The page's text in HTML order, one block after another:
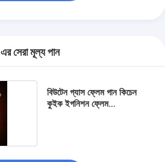
এর সেরা মূল্য পান
বিউটেন গ্যাস ফ্লেম গান কিচেন
কুইক ইগনিশন ফ্লেম